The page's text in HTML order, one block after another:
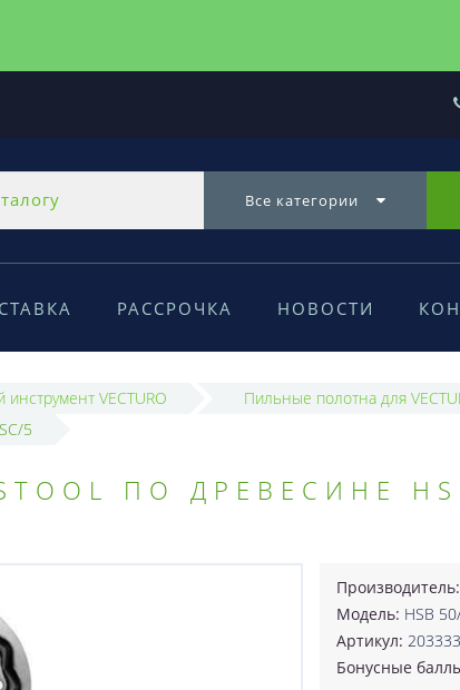
Все категории
РАССРОЧКА НОВОСТИ
VECTURO
Пильные полотна для
5
ПО ДРЕВЕСИНЕ
Модель: HSB
Артикул: 203333
Бонусные